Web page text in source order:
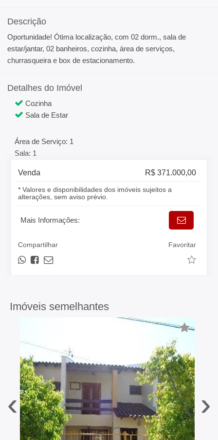
Descrição
Oportunidade! Ótima localização, com 02 dorm., sala de
estar/jantar, 02 banheiros, cozinha, área de serviços,
churrasqueira e box de estacionamento.
Detalhes do Imóvel
Cozinha
Sala de Estar
Área de Serviço: 1
Sala: 1
Venda R$ 371.000,00
* Valores e disponibilidades dos imóveis sujeitos a
alterações, sem aviso prévio.
Mais Informações:
Compartilhar Favoritar
Imóveis semelhantes
‹ ›